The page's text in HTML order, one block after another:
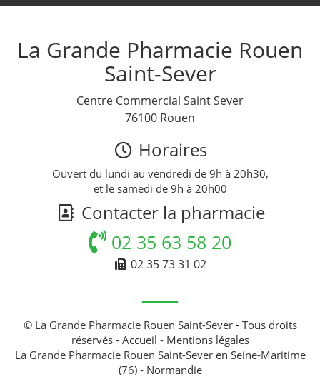
La Grande Pharmacie Rouen
Saint-Sever
Centre Commercial Saint Sever
76100 Rouen
Horaires
Ouvert du lundi au vendredi de 9h à 20h30,
et le samedi de 9h à 20h00
Contacter la pharmacie
02 35 63 58 20
02 35 73 31 02
© La Grande Pharmacie Rouen Saint-Sever - Tous droits
réservés - Accueil - Mentions légales
La Grande Pharmacie Rouen Saint-Sever en Seine-Maritime
(76) - Normandie